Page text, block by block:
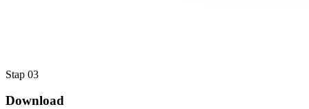
Stap 03
Download